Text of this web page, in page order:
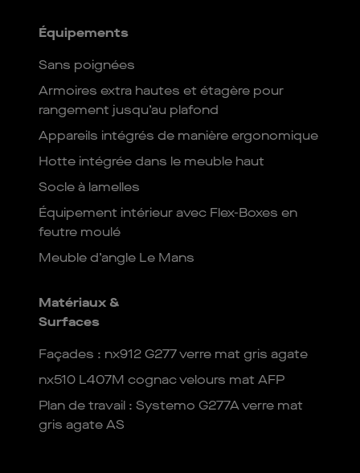
Équipements
Sans poignées
Armoires extra hautes et étagère pour
rangement jusqu’au plafond
Appareils intégrés de manière ergonomique
Hotte intégrée dans le meuble haut
Socle à lamelles
Équipement intérieur avec Flex-Boxes en
feutre moulé
Meuble d’angle Le Mans
Matériaux &
Surfaces
Façades : nx912 G277 verre mat gris agate
nx510 L407M cognac velours mat AFP
Plan de travail : Systemo G277A verre mat
gris agate AS